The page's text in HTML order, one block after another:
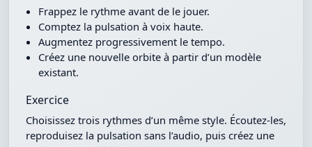
Frappez le rythme avant de le jouer.
Comptez la pulsation à voix haute.
Augmentez progressivement le tempo.
Créez une nouvelle orbite à partir d’un modèle
existant.
Exercice
Choisissez trois rythmes d’un même style. Écoutez-les,
reproduisez la pulsation sans l’audio, puis créez une